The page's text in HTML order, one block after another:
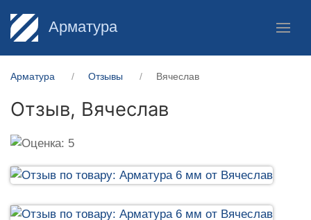
Арматура
Арматура Отзывы Вячеслав
Отзыв, Вячеслав